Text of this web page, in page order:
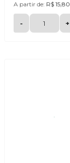
A partir de: R$ 15,80
- +